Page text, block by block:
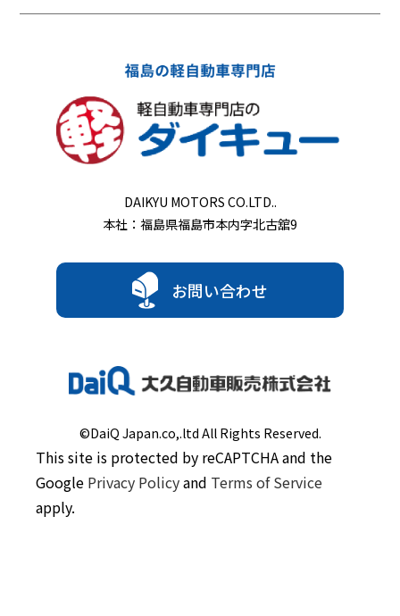
DAIKYU MOTORS CO.LTD..
本社：福島県福島市本内字北古舘9
お問い合わせ
©DaiQ Japan.co,.ltd All Rights Reserved.
This site is protected by reCAPTCHA and the
Google Privacy Policyand Terms of Service
apply.